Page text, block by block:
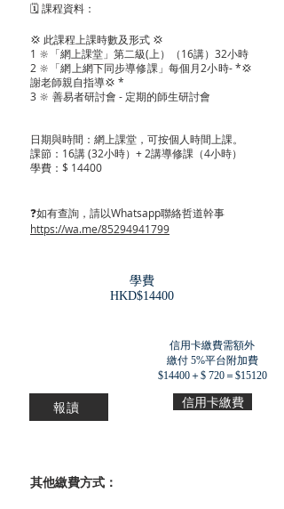
🗓 課程資料：
💢 此課程上課時數及形式 💢
1 🔆「網上課堂」第二級(上）（16講）32小時
2 🔆「網上網下同步導修課」每個月2小時- *💢
謝老師親自指導💢 *
3 🔆 善易者研討會 - 定期的師生研討會
日期與時間：網上課堂，可按個人時間上課。
課節：16講 (32小時）+ 2講導修課（4小時）
學費：$ 14400
❓如有查詢，請以Whatsapp聯絡哲道幹事
https://wa.me/85294941799
學費
​HKD$14400
信用卡繳費需額外
繳付 5%平台附加費
$14400＋$ 720＝$15120
報讀 信用卡繳費
其他繳費方式：